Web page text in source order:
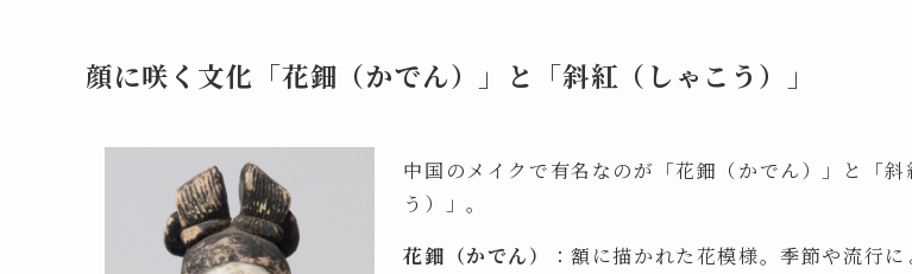
顔に咲く文化「花鈿（かでん）」と「斜紅（しゃこう）」
中国のメイクで有名なのが「花鈿（かでん）」と「斜
う）」。
花鈿（かでん）
：額に描かれた花模様。季節や流行